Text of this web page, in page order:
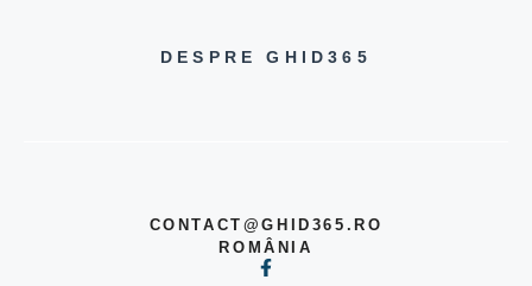
DESPRE GHID365
CONTACT@GHID365.RO
ROMÂNIA